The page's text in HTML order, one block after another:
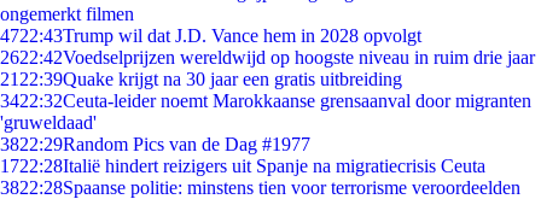
ongemerkt filmen
4722:43Trump wil dat J.D. Vance hem in 2028 opvolgt
2622:42Voedselprijzen wereldwijd op hoogste niveau in ruim drie jaar
21 22:39Quake krijgt na 30 jaar een gratis uitbreiding
3422:32Ceuta-leider noemt Marokkaanse grensaanval door migranten
'gruweldaad'
3822:29Random Pics van de Dag #1977
1722:28Italië hindert reizigers uit Spanje na migratiecrisis Ceuta
3822:28Spaanse politie: minstens tien voor terrorisme veroordeelden